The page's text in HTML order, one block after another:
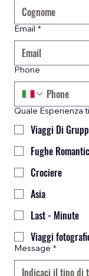
Email *
Phone
Quale Esperienza
Viaggi Di
Fughe
Crociere
Asia
Last - Minute
Viaggi
Message *